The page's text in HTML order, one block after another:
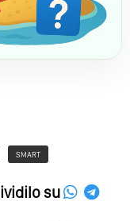
SMART
su